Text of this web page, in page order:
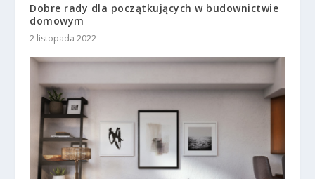
Dobre rady dla początkujących w budownictwie
domowym
2 listopada 2022